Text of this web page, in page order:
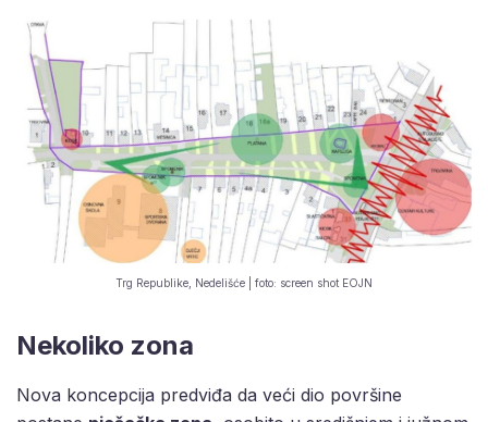
Trg Republike, Nedelišće | foto: screen shot EOJN
Nekoliko zona
Nova koncepcija predviđa da veći dio površine